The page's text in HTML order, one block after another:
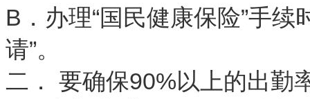
B．办理“国民健康保险”手
请”。
二． 要确保90%以上的出勤